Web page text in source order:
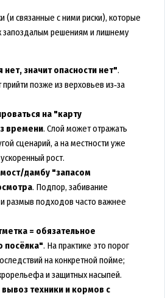
связанные с ними риски), которые
запоздалым решениям и лишнему
значит опасности нет".
позже из верховьев из‑за
на "карту
времени. Слой может отражать
сценарий, а на местности уже
рост.
дамбу "запасом
. Подпор, забивание
размыв подходов часто важнее
= обязательное
посёлка". На практике это порог
на конкретной пойме;
и защитных насыпей.
техники и кормов с